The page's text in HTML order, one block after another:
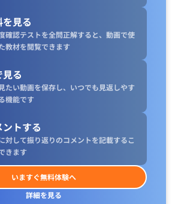
見る
確認テストを全問正解すると、動画で使
教材を閲覧できます
る
たい動画を保存し、いつでも見返しやす
機能です
ントする
対して振り返りのコメントを記載するこ
きます
いますぐ無料体験へ
詳細を見る